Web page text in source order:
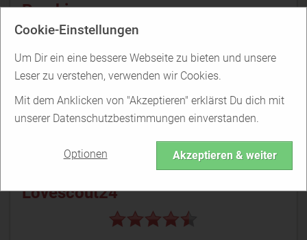
Cookie-Einstellungen
Um Dir ein eine bessere Webseite zu bieten und unsere
Leser zu verstehen, verwenden wir Cookies.
Mit dem Anklicken von "Akzeptieren" erklärst Du dich mit
unserer Datenschutzbestimmungen einverstanden.
Optionen Akzeptieren & weiter
Parship
100 Frauen
Lovescout24